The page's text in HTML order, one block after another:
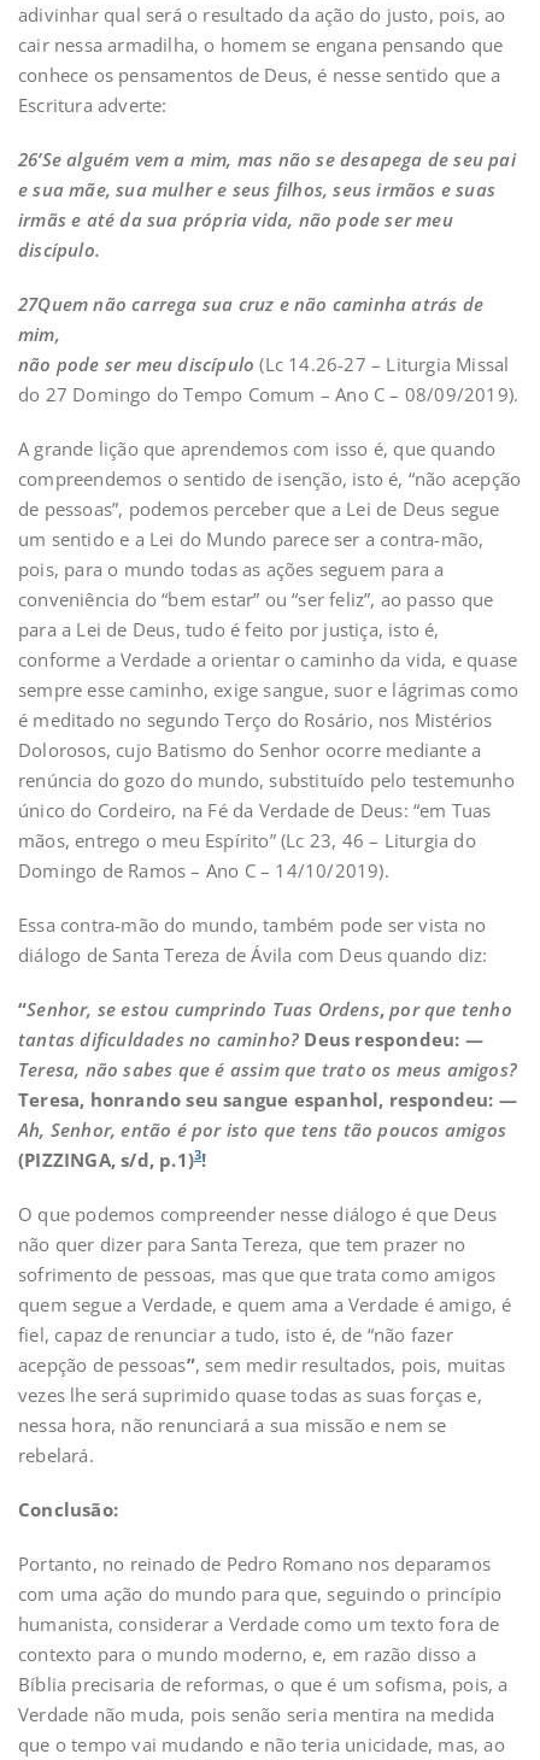
adivinhar qual será o resultado da ação do justo, pois, ao
cair nessa armadilha, o homem se engana pensando que
conhece os pensamentos de Deus, é nesse sentido que a
Escritura adverte:
26’Se alguém vem a mim, mas não se desapega de seu pai
e sua mãe, sua mulher e seus filhos, seus irmãos e suas
irmãs e até da sua própria vida, não pode ser meu
discípulo.
27Quem não carrega sua cruz e não caminha atrás de
mim,
não pode ser meu discípulo (Lc 14.26-27 – Liturgia Missal
do 27 Domingo do Tempo Comum – Ano C – 08/09/2019).
A grande lição que aprendemos com isso é, que quando
compreendemos o sentido de isenção, isto é, “não acepção
de pessoas”, podemos perceber que a Lei de Deus segue
um sentido e a Lei do Mundo parece ser a contra-mão,
pois, para o mundo todas as ações seguem para a
conveniência do “bem estar” ou “ser feliz”, ao passo que
para a Lei de Deus, tudo é feito por justiça, isto é,
conforme a Verdade a orientar o caminho da vida, e quase
sempre esse caminho, exige sangue, suor e lágrimas como
é meditado no segundo Terço do Rosário, nos Mistérios
Dolorosos, cujo Batismo do Senhor ocorre mediante a
renúncia do gozo do mundo, substituído pelo testemunho
único do Cordeiro, na Fé da Verdade de Deus: “em Tuas
mãos, entrego o meu Espírito” (Lc 23, 46 – Liturgia do
Domingo de Ramos – Ano C – 14/10/2019).
Essa contra-mão do mundo, também pode ser vista no
diálogo de Santa Tereza de Ávila com Deus quando diz:
“Senhor, se estou cumprindo Tuas Ordens,por que tenho
tantas dificuldades no caminho? Deus respondeu: —
Teresa, não sabes que é assim que trato os meus amigos?
Teresa, honrando seu sangue espanhol, respondeu: —
Ah, Senhor, então é por isto que tens tão poucos amigos
(PIZZINGA, s/d, p.1)3!
O que podemos compreender nesse diálogo é que Deus
não quer dizer para Santa Tereza, que tem prazer no
sofrimento de pessoas, mas que que trata como amigos
quem segue a Verdade, e quem ama a Verdade é amigo, é
fiel, capaz de renunciar a tudo, isto é, de “não fazer
acepção de pessoas”, sem medir resultados, pois, muitas
vezes lhe será suprimido quase todas as suas forças e,
nessa hora, não renunciará a sua missão e nem se
rebelará.
Conclusão:
Portanto, no reinado de Pedro Romano nos deparamos
com uma ação do mundo para que, seguindo o princípio
humanista, considerar a Verdade como um texto fora de
contexto para o mundo moderno, e, em razão disso a
Bíblia precisaria de reformas, o que é um sofisma, pois, a
Verdade não muda, pois senão seria mentira na medida
que o tempo vai mudando e não teria unicidade, mas, ao